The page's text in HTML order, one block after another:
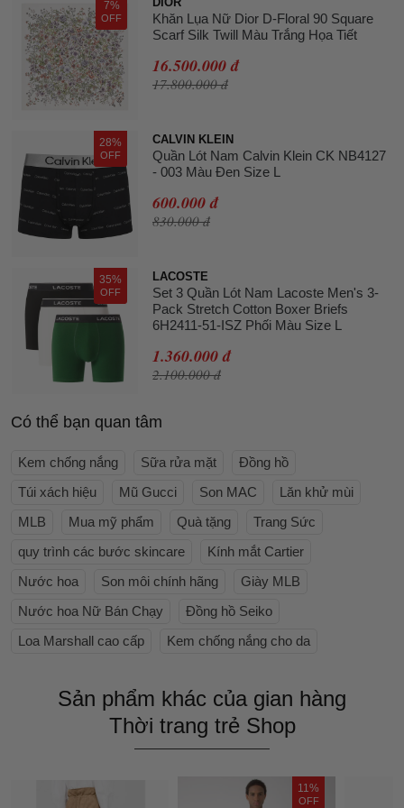
7%
OFF
Khăn Lụa Nữ Dior D-Floral 90 Square
Scarf Silk Twill Màu Trắng Họa Tiết
16.500.000 đ
17.800.000 đ
28%
OFF
CALVIN KLEIN
Quần Lót Nam Calvin Klein CK NB4127
- 003 Màu Đen Size L
600.000 đ
830.000 đ
35%
OFF
LACOSTE
Set 3 Quần Lót Nam Lacoste Men's 3-
Pack Stretch Cotton Boxer Briefs
6H2411-51-ISZ Phối Màu Size L
1.360.000 đ
2.100.000 đ
Có thể bạn quan tâm
Kem chống nắng Sữa rửa mặt
Đồng hồ
Túi xách hiệu
Mũ Gucci Son MAC
Lăn khử mùi
MLB
Mua mỹ phẩm Quà tặng
Trang Sức
quy trình các bước skincare
Kính mắt Cartier
Nước hoa
Son môi chính hãng
Giày MLB
Nước hoa Nữ Bán Chạy
Đồng hồ Seiko
Loa Marshall cao cấp
Kem chống nắng cho da
Sản phẩm khác của gian hàng
Thời trang trẻ Shop
11%
OFF